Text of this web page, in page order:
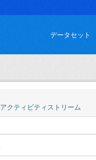
データセット
アクティビティストリーム